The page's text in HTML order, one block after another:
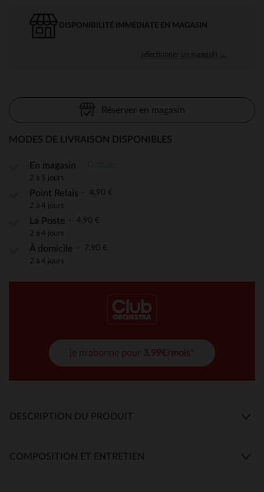
DISPONIBILITÉ IMMÉDIATE EN MAGASIN
sélectionner un magasin →
Réserver en magasin
MODES DE LIVRAISON DISPONIBLES
En magasin
2 à 5 jours
Point Relais 4,90 €
2 à 4 jours
La Poste 4,90 €
2 à 4 jours
À domicile 7,90 €
2 à 4 jours
je m'abonne pour 3,99€/mois*
DESCRIPTION DU PRODUIT
COMPOSITION ET ENTRETIEN